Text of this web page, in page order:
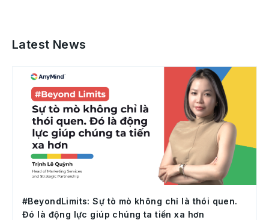
Latest News
#BeyondLimits: Sự tò mò không chỉ là thói quen.
Đó là động lực giúp chúng ta tiến xa hơn